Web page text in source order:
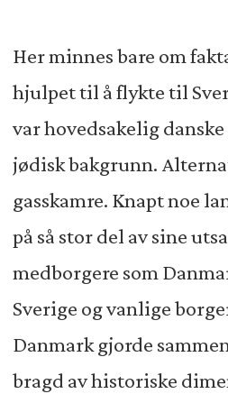
Her minnes bare om
hjulpet til å flykte til
var hovedsakelig
jødisk bakgrunn.
gasskamre. Knapt noe
på så stor del av sine
medborgere som
Sverige og vanlige
Danmark gjorde
bragd av historiske